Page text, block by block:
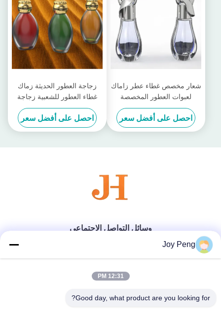
شعار مخصص غطاء عطر زاماك
لعبوات العطور المخصصة
احصل على أفضل سعر
زجاجة العطور الحديثة زماك
غطاء العطور للشعبية زجاجة
العطور مع مظهر مخصص
احصل على أفضل سعر
وسائل التواصل الاجتماعي
اتصال سريع
Joy Peng
12:31 PM
Good day, what product are you looking for?